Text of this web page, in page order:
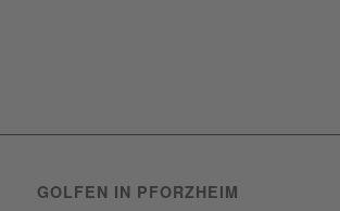
GOLFEN IN PFORZHEIM